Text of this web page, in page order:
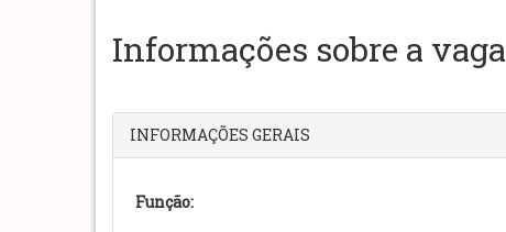
Informações sobre a vaga
INFORMAÇÕES GERAIS
Função: